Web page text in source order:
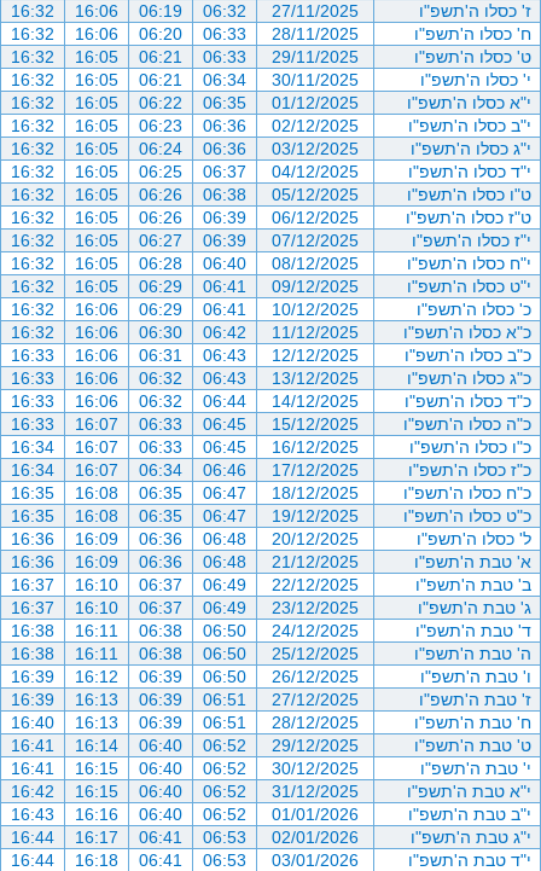
ז' כסלו ה'תשפ"ו
27/11/2025
06:32
06:19
16:06
16:32
ח' כסלו ה'תשפ"ו
28/11/2025
06:33
06:20
16:06
16:32
ט' כסלו ה'תשפ"ו
29/11/2025
06:33
06:21
16:05
16:32
י' כסלו ה'תשפ"ו
30/11/2025
06:34
06:21
16:05
16:32
י"א כסלו ה'תשפ"ו
01/12/2025
06:35
06:22
16:05
16:32
י"ב כסלו ה'תשפ"ו
02/12/2025
06:36
06:23
16:05
16:32
י"ג כסלו ה'תשפ"ו
03/12/2025
06:36
06:24
16:05
16:32
י"ד כסלו ה'תשפ"ו
04/12/2025
06:37
06:25
16:05
16:32
ט"ו כסלו ה'תשפ"ו
05/12/2025
06:38
06:26
16:05
16:32
ט"ז כסלו ה'תשפ"ו
06/12/2025
06:39
06:26
16:05
16:32
י"ז כסלו ה'תשפ"ו
07/12/2025
06:39
06:27
16:05
16:32
י"ח כסלו ה'תשפ"ו
08/12/2025
06:40
06:28
16:05
16:32
י"ט כסלו ה'תשפ"ו
09/12/2025
06:41
06:29
16:05
16:32
כ' כסלו ה'תשפ"ו
10/12/2025
06:41
06:29
16:06
16:32
כ"א כסלו ה'תשפ"ו
11/12/2025
06:42
06:30
16:06
16:32
כ"ב כסלו ה'תשפ"ו
12/12/2025
06:43
06:31
16:06
16:33
כ"ג כסלו ה'תשפ"ו
13/12/2025
06:43
06:32
16:06
16:33
כ"ד כסלו ה'תשפ"ו
14/12/2025
06:44
06:32
16:06
16:33
כ"ה כסלו ה'תשפ"ו
15/12/2025
06:45
06:33
16:07
16:33
כ"ו כסלו ה'תשפ"ו
16/12/2025
06:45
06:33
16:07
16:34
כ"ז כסלו ה'תשפ"ו
17/12/2025
06:46
06:34
16:07
16:34
כ"ח כסלו ה'תשפ"ו
18/12/2025
06:47
06:35
16:08
16:35
כ"ט כסלו ה'תשפ"ו
19/12/2025
06:47
06:35
16:08
16:35
ל' כסלו ה'תשפ"ו
20/12/2025
06:48
06:36
16:09
16:36
א' טבת ה'תשפ"ו
21/12/2025
06:48
06:36
16:09
16:36
ב' טבת ה'תשפ"ו
22/12/2025
06:49
06:37
16:10
16:37
ג' טבת ה'תשפ"ו
23/12/2025
06:49
06:37
16:10
16:37
ד' טבת ה'תשפ"ו
24/12/2025
06:50
06:38
16:11
16:38
ה' טבת ה'תשפ"ו
25/12/2025
06:50
06:38
16:11
16:38
ו' טבת ה'תשפ"ו
26/12/2025
06:50
06:39
16:12
16:39
ז' טבת ה'תשפ"ו
27/12/2025
06:51
06:39
16:13
16:39
ח' טבת ה'תשפ"ו
28/12/2025
06:51
06:39
16:13
16:40
ט' טבת ה'תשפ"ו
29/12/2025
06:52
06:40
16:14
16:41
י' טבת ה'תשפ"ו
30/12/2025
06:52
06:40
16:15
16:41
י"א טבת ה'תשפ"ו
31/12/2025
06:52
06:40
16:15
16:42
י"ב טבת ה'תשפ"ו
01/01/2026
06:52
06:40
16:16
16:43
י"ג טבת ה'תשפ"ו
02/01/2026
06:53
06:41
16:17
16:44
י"ד טבת ה'תשפ"ו
03/01/2026
06:53
06:41
16:18
16:44